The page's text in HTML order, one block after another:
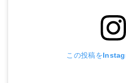
この投稿を